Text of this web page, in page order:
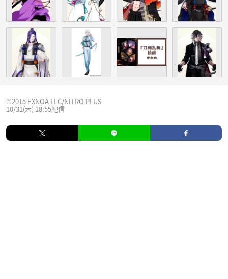
©2015 EXNOA LLC/NITRO PLUS
10/31(木) 18:55配信